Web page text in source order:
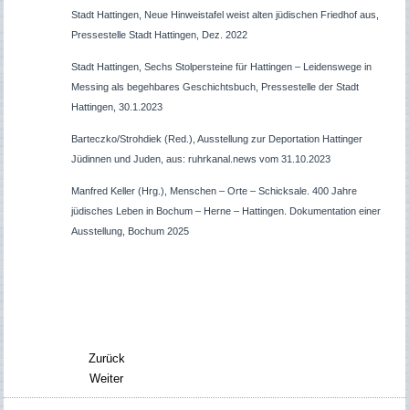
Stadt Hattingen, Neue Hinweistafel weist alten jüdischen Friedhof aus,
Pressestelle Stadt Hattingen, Dez. 2022
Stadt Hattingen, Sechs Stolpersteine für Hattingen – Leidenswege in
Messing als begehbares Geschichtsbuch, Pressestelle der Stadt
Hattingen, 30.1.2023
Barteczko/Strohdiek (Red.), Ausstellung zur Deportation Hattinger
Jüdinnen und Juden, aus: ruhrkanal.news vom 31.10.2023
Manfred Keller (Hrg.), Menschen – Orte – Schicksale. 400 Jahre
jüdisches Leben in Bochum – Herne – Hattingen. Dokumentation einer
Ausstellung, Bochum 2025
Zurück
Weiter